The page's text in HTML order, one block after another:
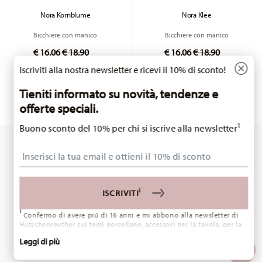
Nora Kornblume
Bicchiere con manico
€ 16,06Price reduced from
€ 18,90to
Prezzo migliore in 30 giorni:€ 18,90
Nora Klee
Bicchiere con manico
€ 16,06Price reduced
€ 18,90to
Prezzo migliore in 30 giorni: € 18,90
Hai visto 24 di 43 prodotti
ALTRO
Iscriviti alla nostra newsletter e ricevi il 10% di sconto!
Tieniti informato su novità, tendenze e
offerte speciali.
Buono sconto del 10% per chi si iscrive alla newsletter1
ISCRIVITIi
i Confermo di avere piú di 16 anni e mi abbono alla newsletter di
Hutschenreuther sui temi porcellane, accessori per la tavola, per la
momento è possibile cancellarsi dalla Newsletter attraverso l
Leggi di più